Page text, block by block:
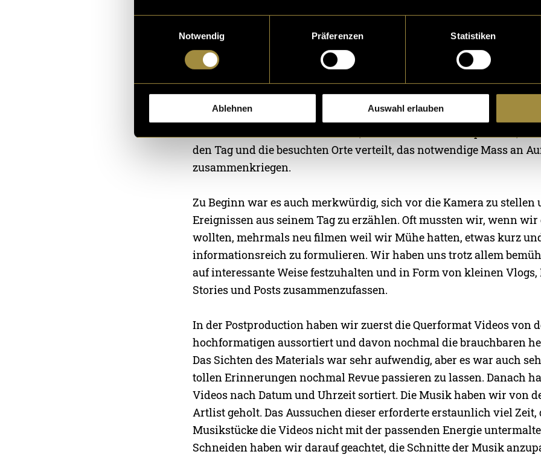
Notwendig
Präferenzen Statistiken
Ablehnen Auswahl erlauben
Inhalten und gutem Storytelling war zeitaufwändig und am Anfang
fällt uns mittlerweile aber immer leichter und wir sind zufrieden mit
Learnings, die wir bereits daraus ziehen konnten. Da wir neben der
Spiegelreflexkamera und der Drohne auch auf unseren Handys
fotografiert haben, war es nicht leicht, die Übersicht über den
den Tag und die besuchten Orte verteilt, das notwendige Mass an
zusammenkriegen.
Zu Beginn war es auch merkwürdig, sich vor die Kamera zu stellen
Ereignissen aus seinem Tag zu erzählen. Oft mussten wir, wenn
wollten, mehrmals neu filmen weil wir Mühe hatten, etwas kurz
informationsreich zu formulieren. Wir haben uns trotz allem
auf interessante Weise festzuhalten und in Form von kleinen
Stories und Posts zusammenzufassen.
In der Postproduction haben wir zuerst die Querformat Videos von
hochformatigen aussortiert und davon nochmal die brauchbaren
Das Sichten des Materials war sehr aufwendig, aber es war auch
tollen Erinnerungen nochmal Revue passieren zu lassen. Danach
Videos nach Datum und Uhrzeit sortiert. Die Musik haben wir von
Artlist geholt. Das Aussuchen dieser erforderte erstaunlich viel Zeit,
Musikstücke die Videos nicht mit der passenden Energie
Schneiden haben wir darauf geachtet, die Schnitte der Musik